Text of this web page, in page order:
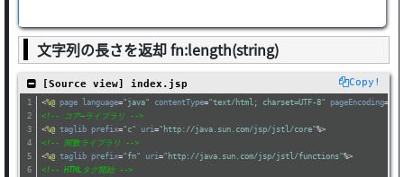
文字列の長さを返却 fn:length(string)
Copy!
[Source view] index.jsp
<%@ page language="java" contentType="text/html; charset=UTF-8" pageEncoding=
<!-- コア―ライブラリ -->
<%@ taglib prefix="c" uri ="http://java.sun.com/jsp/jstl/core"%>
<!-- 関数ライブラリ -->
<%@ taglib prefix="fn" uri ="http://java.sun.com/jsp/jstl/functions"%>
<!-- HTMLタグ開始 -->